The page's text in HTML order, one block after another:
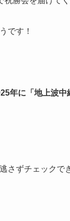
です！
年に「地上波
さずチェックで